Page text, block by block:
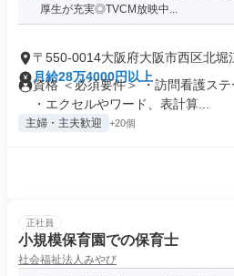
厚生が充実◎TVCM放映中...
〒550-0014大阪府大阪市西区北堀
月給28万4000円以上
資格 ＜必須要件＞ ・訪問看護ス
・エクセルやワード、表計算...
主婦・主夫歓迎 +20個
正社員
小規模保育園での保育士
社会福祉法人みやび